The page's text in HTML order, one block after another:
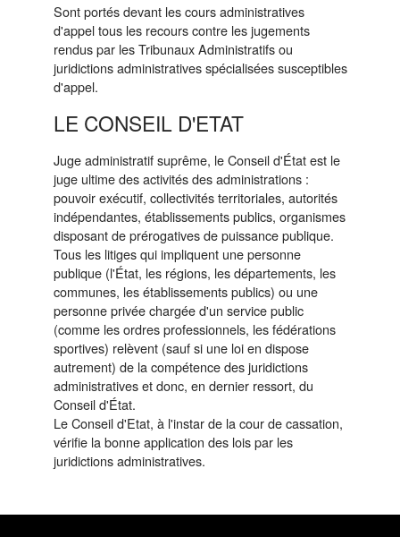
Sont portés devant les cours administratives
d'appel tous les recours contre les jugements
rendus par les Tribunaux Administratifs ou
juridictions administratives spécialisées susceptibles
d'appel.
LE CONSEIL D'ETAT
Juge administratif suprême, le Conseil d'État est le
juge ultime des activités des administrations :
pouvoir exécutif, collectivités territoriales, autorités
indépendantes, établissements publics, organismes
disposant de prérogatives de puissance publique.
Tous les litiges qui impliquent une personne
publique (l'État, les régions, les départements, les
communes, les établissements publics) ou une
personne privée chargée d'un service public
(comme les ordres professionnels, les fédérations
sportives) relèvent (sauf si une loi en dispose
autrement) de la compétence des juridictions
administratives et donc, en dernier ressort, du
Conseil d'État.
Le Conseil d'Etat, à l'instar de la cour de cassation,
vérifie la bonne application des lois par les
juridictions administratives.